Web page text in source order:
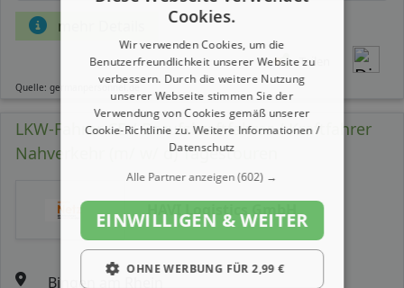
mehr Details
Teilen
Quelle: germanpersonnel.de
LKW-Fahrer CE / Berufskraftfahrer / Kraftfahrer
Nahverkehr (m/ w/ d) Tagestouren
HAVI Logistics GmbH
Bingen am Rhein
Cookies.
Wir verwenden Cookies, um die
Benutzerfreundlichkeit unserer Website zu
verbessern. Durch die weitere Nutzung
unserer Webseite stimmen Sie der
Verwendung von Cookies gemäß unserer
Cookie-Richtlinie zu.Weitere Informationen /
Datenschutz
Alle Partner anzeigen(602) →
EINWILLIGEN & WEITER
OHNE WERBUNG FÜR 2,99 €